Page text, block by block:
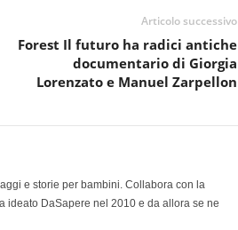
Articolo successivo
Forest Il futuro ha radici antiche
documentario di Giorgia
Lorenzato e Manuel Zarpellon
e storie per bambini. Collabora con la
ideato DaSapere nel 2010 e da allora se ne